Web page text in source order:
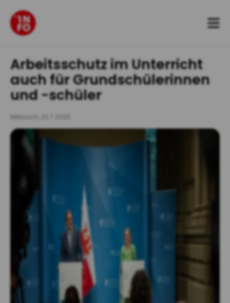
Zum
Inhalt
springen
Arbeitsschutz im Unterricht
auch für Grundschülerinnen
und -schüler
Mittwoch, 23.7.2025